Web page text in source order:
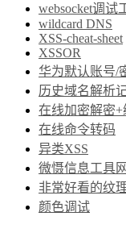
websocket调试
wildcard DNS
XSS-cheat-sheet
XSSOR
华为默认账号/
历史域名解析
在线加密解密
在线命令转码
异类XSS
微慑信息工具网
非常好看的纹
颜色调试